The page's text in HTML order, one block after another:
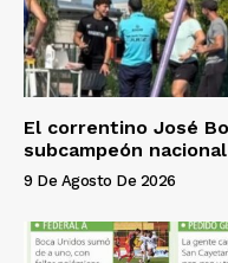
El correntino José
subcampeón
9 De Agosto De 2026